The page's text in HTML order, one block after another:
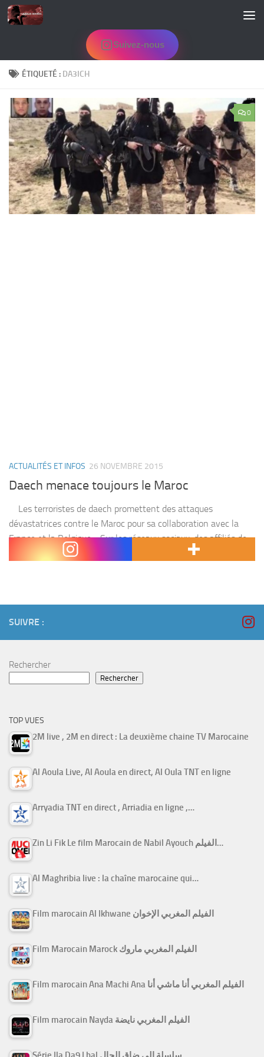
Skip to content
Suivez-nous
ÉTIQUETÉ : DA3ICH
0
ACTUALITÉS ET INFOS 26 NOVEMBRE 2015
Daech menace toujours le Maroc
Les terroristes de daech promettent des attaques
dévastatrices contre le Maroc pour sa collaboration avec la
France et la Belgique. Sur les réseaux sociaux, des affiliés de
daech ont émis des...
SUIVRE :
Rechercher
Rechercher
TOP VUES
2M live , 2M en direct : La deuxième chaine TV Marocaine
Al Aoula Live, Al Aoula en direct, Al Oula TNT en ligne
Arryadia TNT en direct , Arriadia en ligne ,…
Zin Li Fik Le film Marocain de Nabil Ayouch الفيلم…
Al Maghribia live : la chaîne marocaine qui…
Film marocain Al Ikhwane الفيلم المغربي الإخوان
Film Marocain Marock الفيلم المغربي ماروك
Film marocain Ana Machi Ana الفيلم المغربي أنا ماشي أنا
Film marocain Nayda الفيلم المغربي نايضة